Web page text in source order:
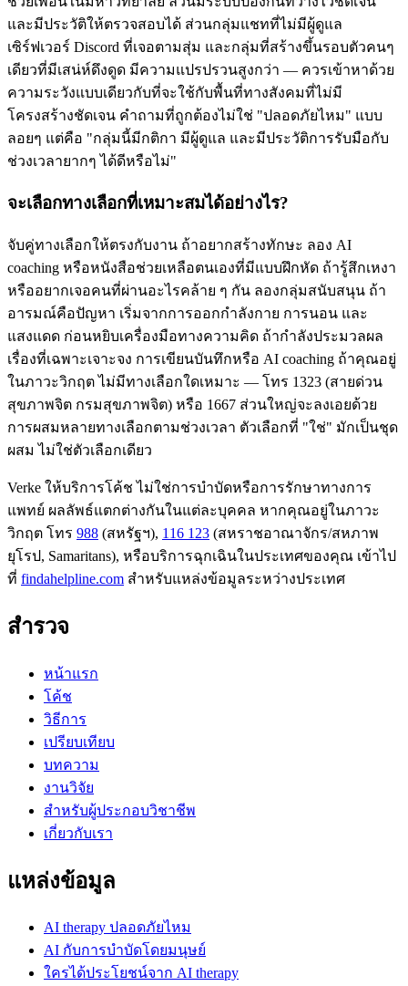
และมีประวัติให้ตรวจสอบได้ ส่วนกลุ่มแชทที่ไม่มีผู้ดูแล
เซิร์ฟเวอร์ Discord ที่เจอตามสุ่ม และกลุ่มที่สร้างขึ้นรอบตัวคนๆ
เดียวที่มีเสน่ห์ดึงดูด มีความแปรปรวนสูงกว่า — ควรเข้าหาด้วย
ความระวังแบบเดียวกับที่จะใช้กับพื้นที่ทางสังคมที่ไม่มี
โครงสร้างชัดเจน คำถามที่ถูกต้องไม่ใช่ "ปลอดภัยไหม" แบบ
ลอยๆ แต่คือ "กลุ่มนี้มีกติกา มีผู้ดูแล และมีประวัติการรับมือกับ
ช่วงเวลายากๆ ได้ดีหรือไม่"
จะเลือกทางเลือกที่เหมาะสมได้อย่างไร?
จับคู่ทางเลือกให้ตรงกับงาน ถ้าอยากสร้างทักษะ ลอง AI
coaching หรือหนังสือช่วยเหลือตนเองที่มีแบบฝึกหัด ถ้ารู้สึกเหงา
หรืออยากเจอคนที่ผ่านอะไรคล้าย ๆ กัน ลองกลุ่มสนับสนุน ถ้า
อารมณ์คือปัญหา เริ่มจากการออกกำลังกาย การนอน และ
แสงแดด ก่อนหยิบเครื่องมือทางความคิด ถ้ากำลังประมวลผล
เรื่องที่เฉพาะเจาะจง การเขียนบันทึกหรือ AI coaching ถ้าคุณอยู่
ในภาวะวิกฤต ไม่มีทางเลือกใดเหมาะ — โทร 1323 (สายด่วน
สุขภาพจิต กรมสุขภาพจิต) หรือ 1667 ส่วนใหญ่จะลงเอยด้วย
การผสมหลายทางเลือกตามช่วงเวลา ตัวเลือกที่ "ใช่" มักเป็นชุด
ผสม ไม่ใช่ตัวเลือกเดียว
Verke ให้บริการโค้ช ไม่ใช่การบำบัดหรือการรักษาทางการ
แพทย์ ผลลัพธ์แตกต่างกันในแต่ละบุคคล หากคุณอยู่ในภาวะ
วิกฤต โทร 988 (สหรัฐฯ), 116 123 (สหราชอาณาจักร/สหภาพ
ยุโรป, Samaritans), หรือบริการฉุกเฉินในประเทศของคุณ เข้าไป
ที่ findahelpline.com สำหรับแหล่งข้อมูลระหว่างประเทศ
สำรวจ
หน้าแรก
โค้ช
วิธีการ
เปรียบเทียบ
บทความ
งานวิจัย
สำหรับผู้ประกอบวิชาชีพ
เกี่ยวกับเรา
แหล่งข้อมูล
AI therapy ปลอดภัยไหม
AI กับการบำบัดโดยมนุษย์
ใครได้ประโยชน์จาก AI therapy